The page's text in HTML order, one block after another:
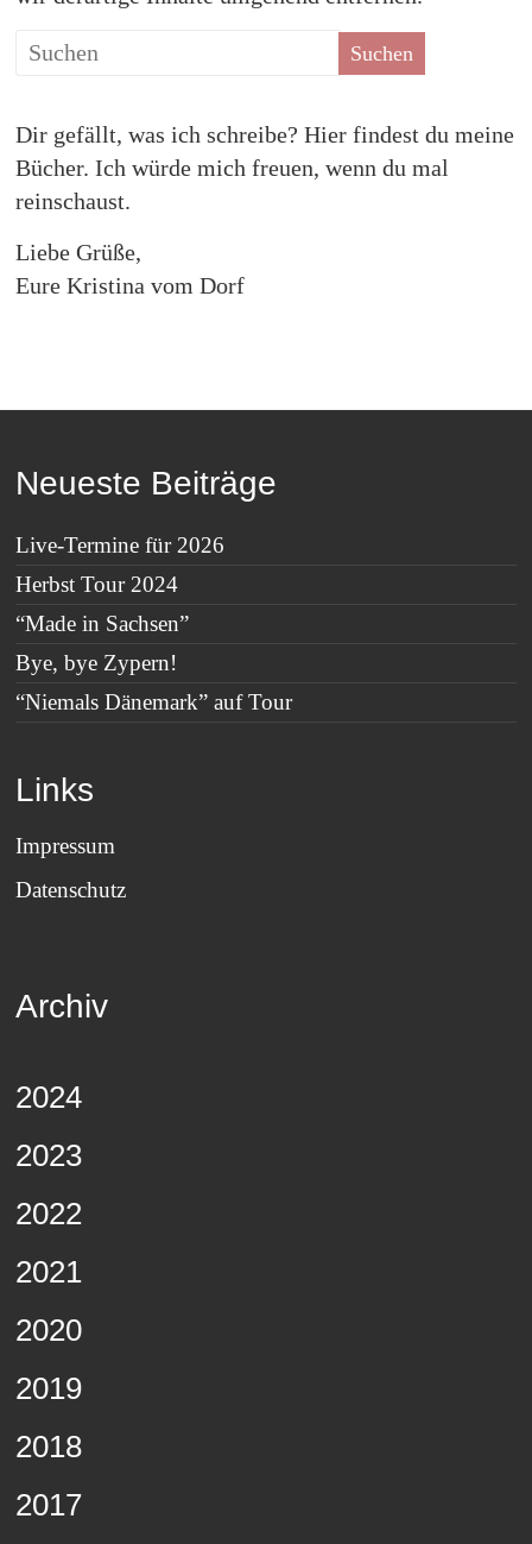
Dir gefällt, was ich schreibe? Hier findest du meine
Bücher. Ich würde mich freuen, wenn du mal
reinschaust.
Liebe Grüße,
Eure Kristina vom Dorf
Neueste Beiträge
Live-Termine für 2026
Herbst Tour 2024
“Made in Sachsen”
Bye, bye Zypern!
“Niemals Dänemark” auf Tour
Links
Impressum
Datenschutz
Archiv
2024
2023
2022
2021
2020
2019
2018
2017